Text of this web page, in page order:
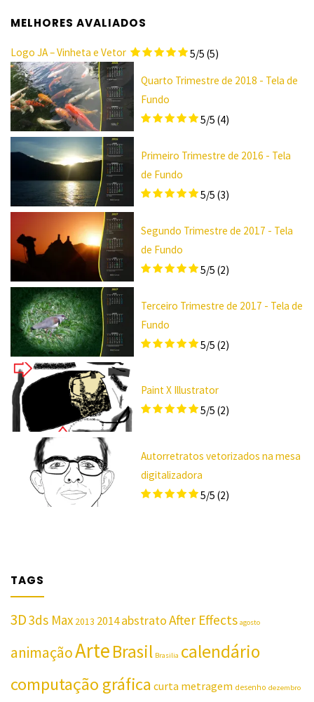
MELHORES AVALIADOS
Logo JA – Vinheta e Vetor 5/5 (5)
Quarto Trimestre de 2018 - Tela de
Fundo
5/5 (4)
Primeiro Trimestre de 2016 - Tela
de Fundo
5/5 (3)
Segundo Trimestre de 2017 - Tela
de Fundo
5/5 (2)
Terceiro Trimestre de 2017 - Tela de
Fundo
5/5 (2)
Paint X Illustrator
5/5 (2)
Autorretratos vetorizados na mesa
digitalizadora
5/5 (2)
TAGS
3D3ds Max 2013 2014abstratoAfter Effects agosto
animaçãoArteBrasil Brasilia calendário
computação gráfica curta metragem desenho dezembro